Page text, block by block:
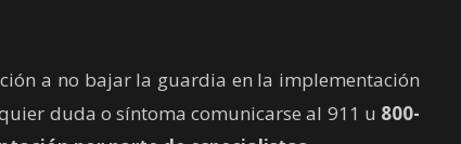
a no bajar la guardia en la implementación
duda o síntoma comunicarse al 911 u 800-